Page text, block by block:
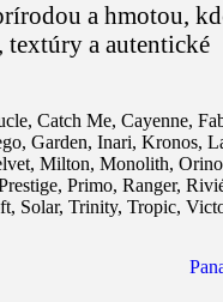
a hmotou,
a autentické
, Catch Me, Cayenne,
, Garden, Inari, Kronos,
, Milton, Monolith,
, Primo, Ranger,
, Solar, Trinity, Tropic,